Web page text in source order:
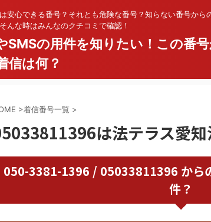
安心できる番号？それとも危険な番号？知らない番号から
んな時はみんなのクチコミで確認！
SMSの用件を知りたい！この番
信は何？
>着信番号一覧 >
は法テラス愛
050-3381-1396 / 05033811396 から
件？